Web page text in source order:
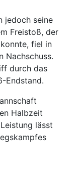
jedoch seine
Freistoß, der
fiel in
Nachschuss.
durch das
Endstand.
Halbzeit
lässt